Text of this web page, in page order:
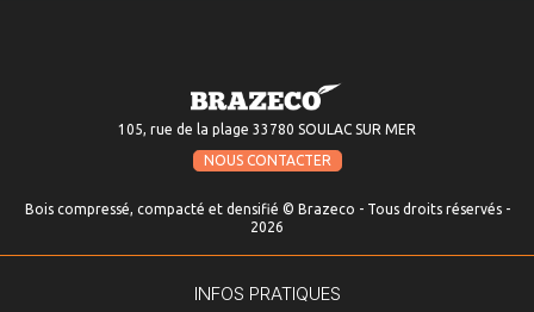
105, rue de la plage 33780 SOULAC SUR MER
NOUS CONTACTER
Bois compressé, compacté et densifié © Brazeco - Tous droits réservés -
2026
INFOS PRATIQUES